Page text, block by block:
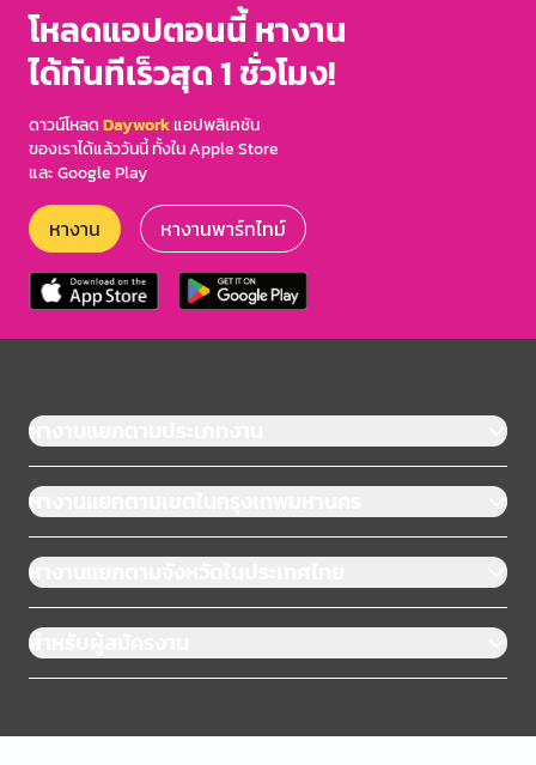
โหลดแอปตอนนี้ หางาน
ได้ทันทีเร็วสุด 1 ชั่วโมง!
ดาวน์โหลดDayworkแอปพลิเคชัน
ของเราได้แล้ววันนี้ ทั้งใน Apple Store
และ Google Play
หางาน หางานพาร์ทไทม์
หางานแยกตามประเภทงาน
หางานแยกตามเขตในกรุงเทพมหานคร
หางานแยกตามจังหวัดในประเทศไทย
สำหรับผู้สมัครงาน